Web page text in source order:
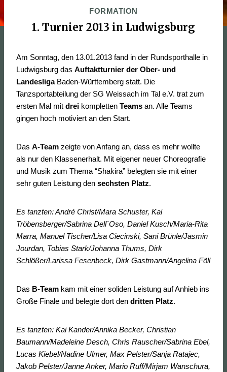
FORMATION
1. Turnier 2013 in Ludwigsburg
Am Sonntag, den 13.01.2013 fand in der Rundsporthalle in
Ludwigsburg das Auftaktturnier der Ober- und
LandesligaBaden-Württemberg statt. Die
Tanzsportabteilung der SG Weissach im Tal e.V. trat zum
ersten Mal mit drei kompletten Teams an. Alle Teams
gingen hoch motiviert an den Start.
Das A-Team zeigte von Anfang an, dass es mehr wollte
als nur den Klassenerhalt. Mit eigener neuer Choreografie
und Musik zum Thema “Shakira” belegten sie mit einer
sehr guten Leistung den sechsten Platz.
Es tanzten: André Christ/Mara Schuster, Kai
Tröbensberger/Sabrina Dell´Oso, Daniel Kusch/Maria-Rita
Marra, Manuel Tischer/Lisa Ciecinski, Sani Brünle/Jasmin
Jourdan, Tobias Stark/Johanna Thums, Dirk
Schlößer/Larissa Fesenbeck, Dirk Gastmann/Angelina Föll
Das B-Team kam mit einer soliden Leistung auf Anhieb ins
Große Finale und belegte dort den dritten Platz.
Es tanzten: Kai Kander/Annika Becker, Christian
Baumann/Madeleine Desch, Chris Rauscher/Sabrina Ebel,
Lucas Kiebel/Nadine Ulmer, Max Pelster/Sanja Ratajec,
Jakob Pelster/Janne Anker, Mario Ruff/Mirjam Wanschura,